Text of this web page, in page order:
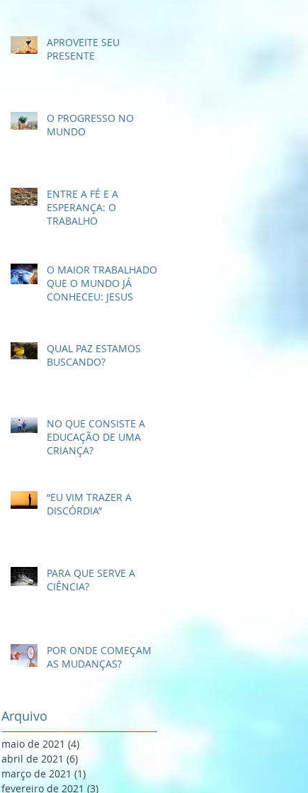
APROVEITE SEU
PRESENTE
O PROGRESSO NO
MUNDO
ENTRE A FÉ E A
ESPERANÇA: O
TRABALHO
O MAIOR TRABALHADOR
QUE O MUNDO JÁ
CONHECEU: JESUS
QUAL PAZ ESTAMOS
BUSCANDO?
NO QUE CONSISTE A
EDUCAÇÃO DE UMA
CRIANÇA?
“EU VIM TRAZER A
DISCÓRDIA”
PARA QUE SERVE A
CIÊNCIA?
POR ONDE COMEÇAM
AS MUDANÇAS?
Arquivo
maio de 2021 (4)
abril de 2021 (6)
março de 2021 (1)
fevereiro de 2021 (3)